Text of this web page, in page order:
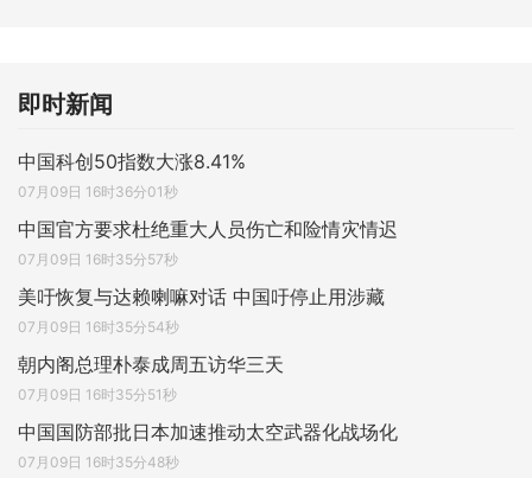
即时新闻
中国科创50指数大涨8.41%
07月09日 16时36分01秒
中国官方要求杜绝重大人员伤亡和险情灾情迟
07月09日 16时35分57秒
美吁恢复与达赖喇嘛对话 中国吁停止用涉藏
07月09日 16时35分54秒
朝内阁总理朴泰成周五访华三天
07月09日 16时35分51秒
中国国防部批日本加速推动太空武器化战场化
07月09日 16时35分48秒